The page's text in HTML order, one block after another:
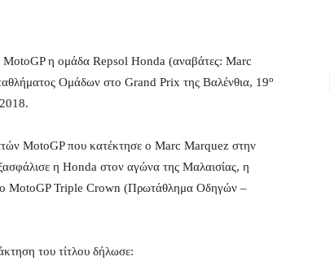
η ομάδα Repsol Honda (αναβάτες: Marc
Ομάδων στο Grand Prix της Βαλένθια, 19ο
MotoGP που κατέκτησε ο Marc Marquez στην
η Honda στον αγώνα της Μαλαισίας, η
MotoGP Triple Crown (Πρωτάθλημα Οδηγών –
του τίτλου δήλωσε: